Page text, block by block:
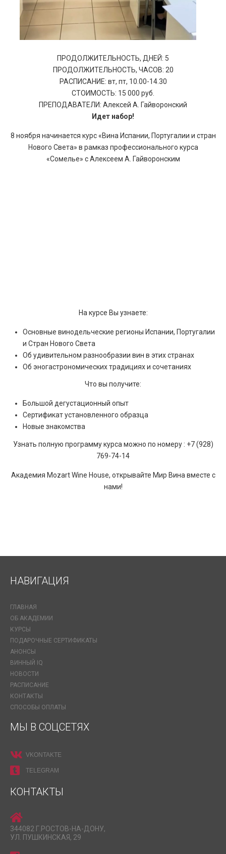
ПРОДОЛЖИТЕЛЬНОСТЬ, ДНЕЙ: 5
ПРОДОЛЖИТЕЛЬНОСТЬ, ЧАСОВ: 20
РАСПИСАНИЕ: вт, пт, 10.00-14.30
СТОИМОСТЬ: 15 000 руб.
ПРЕПОДАВАТЕЛИ: Алексей А. Гайворонский
Идет набор!
8 ноября начинается курс «Вина Испании, Португалии и стран
Нового Света» в рамказ профессионального курса
«Сомелье» с Алексеем А. Гайворонским
На курсе Вы узнаете:
Основные винодельческие регионы Испании, Португалии
и Стран Нового Света
Об удивительном разнообразии вин в этих странах
Об эногастрономических традициях и сочетаниях
Что вы получите:
Большой дегустационный опыт
Сертификат установленного образца
Новые знакомства
Узнать полную программу курса можно по номеру : +7 (928)
769-74-14
Академия Mozart Wine House, открывайте Мир Вина вместе с
нами!
НАВИГАЦИЯ
ГЛАВНАЯ
ОБ АКАДЕМИИ
КУРСЫ
ПОДАРОЧНЫЕ СЕРТИФИКАТЫ
АНОНСЫ
ВИННЫЙ IQ
НОВОСТИ
РАСПИСАНИЕ
КОНТАКТЫ
СПОСОБЫ ОПЛАТЫ
МЫ В СОЦСЕТЯХ
VKONTAKTE
TELEGRAM
КОНТАКТЫ
344082 Г.РОСТОВ-НА-ДОНУ,
УЛ. ПУШКИНСКАЯ, 29